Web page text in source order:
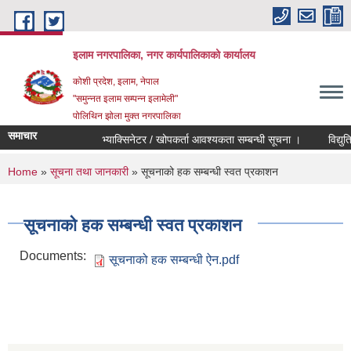
Skip to main content
इलाम नगरपालिका, नगर कार्यपालिकाको कार्यालय
कोशी प्रदेश, इलाम, नेपाल
"समुन्नत इलाम सम्पन्न इलामेली"
पोलिथिन झोला मुक्त नगरपालिका
समाचार भ्याक्सिनेटर / खोपकर्ता आवश्यकता सम्बन्धी सूचना । विद्युतिय
You are here
Home » सूचना तथा जानकारी» सूचनाको हक सम्बन्धी स्वत प्रकाशन
सूचनाको हक सम्बन्धी स्वत प्रकाशन
Documents: सूचनाको हक सम्बन्धी ऐन.pdf